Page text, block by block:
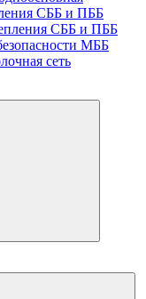
СББ и ПББ
СББ и ПББ
МББ
сеть